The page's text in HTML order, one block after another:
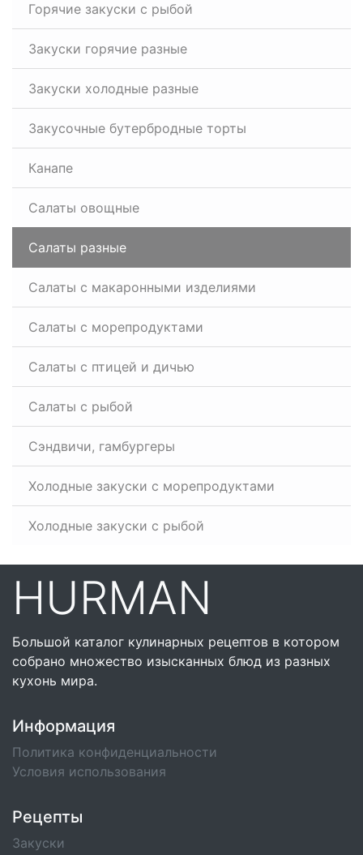
Горячие закуски с рыбой
Закуски горячие разные
Закуски холодные разные
Закусочные бутербродные торты
Канапе
Салаты овощные
Салаты разные
Салаты с макаронными изделиями
Салаты с морепродуктами
Салаты с птицей и дичью
Салаты с рыбой
Сэндвичи, гамбургеры
Холодные закуски с морепродуктами
Холодные закуски с рыбой
HURMAN
Большой каталог кулинарных рецептов в котором
собрано множество изысканных блюд из разных
кухонь мира.
Информация
Политика конфиденциальности
Условия использования
Рецепты
Закуски